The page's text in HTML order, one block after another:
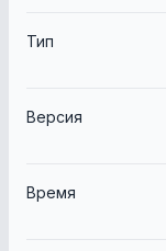
Тип
Версия
Время